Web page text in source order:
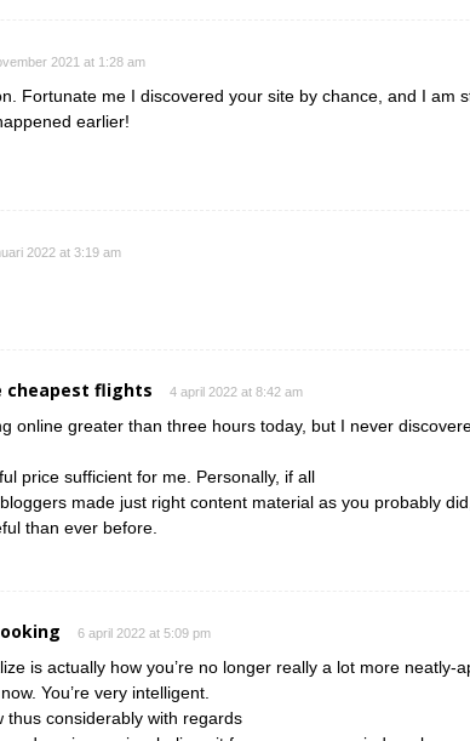
2021 at 1:28 am
Fortunate me I discovered your site by chance, and I am
earlier!
2022 at 3:19 am
cheapest flights 4 april 2022 at 8:42 am
online greater than three hours today, but I never
price sufficient for me. Personally, if all
made just right content material as you probably
than ever before.
6 april 2022 at 5:09 pm
is actually how you’re no longer really a lot more neatly-
You’re very intelligent.
thus considerably with regards